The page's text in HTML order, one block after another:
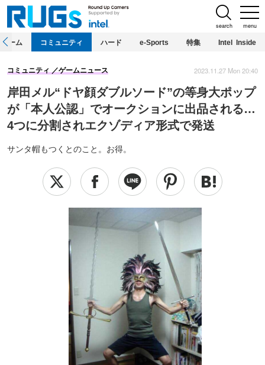
menu
search
ホーム コミュニティ ハード e-Sports 特集 Intel Inside
岸田メル“ドヤ顔ダブルソード”の等身大ポップ
が「本人公認」でオークションに出品される…
4つに分割されエクゾディア形式で発送
サンタ帽もつくとのこと。お得。
コミュニティ ゲームニュース 2023.11.27 Mon 20:40